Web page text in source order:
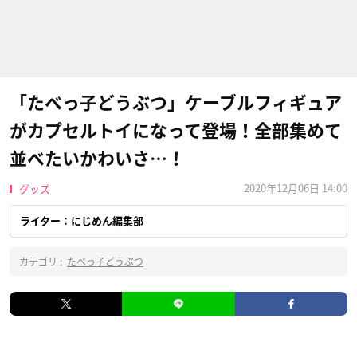
「たべっ子どうぶつ」ケーブルフィギュア
がカプセルトイになって登場！全部集めて
並べたいかわいさ…！
グッズ 2020年12月06日 14:00
ライター：にじめん編集部
カテゴリ : たべっ子どうぶつ